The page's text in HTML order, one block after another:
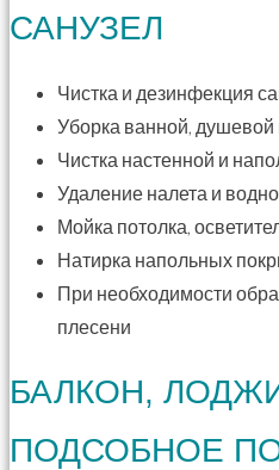
САНУЗЕЛ
Чистка и дезинфекция
Уборка ванной, душевой
Чистка настенной и
Удаление налета и
Мойка потолка,
Натирка напольных
При необходимости
плесени
БАЛКОН,
ПОДСОБНОЕ